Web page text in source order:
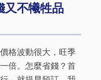
又不犧牲品
格波動很大，旺季
倍。怎麼省錢？首